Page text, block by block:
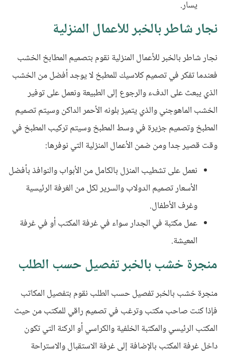
يسار.
نجار شاطر بالخبر للأعمال المنزلية
نجار شاطر بالخبر للأعمال المنزلية نقوم بتصميم المطابخ الخشب
فعندما تفكر في تصميم كلاسيك للمطبخ لا يوجد أفضل من الخشب
الذي يبعث على الدفء والرجوع إلى الطبيعة ونعمل على توفير
الخشب الماهوجني والذي يتميز بلونه الأحمر الداكن وسيتم تصميم
المطبخ وتصميم جزيرة في وسط المطبخ وسيتم تركيب المطبخ في
وقت قصير جدا ومن ضمن الأعمال المنزلية التي نوفرها:
نعمل على تشطيب المنزل بالكامل من الأبواب والنوافذ بأفضل
الأسعار تصميم الدولاب والسرير لكل من الغرفة الرئيسية
وغرف الأطفال.
عمل مكتبة في الجدار سواء في غرفة المكتب أو في غرفة
المعيشة.
منجرة خشب بالخبر تفصيل حسب الطلب
منجرة خشب بالخبر تفصيل حسب الطلب نقوم بتفصيل المكاتب
فإذا كنت صاحب مكتب وترغب في تصميم راقي للمكتب من حيث
المكتب الرئيسي والمكتبة الخلفية والكراسي أو الركنة التي تكون
داخل غرفة المكتب بالإضافة إلى غرفة الاستقبال والاستراحة